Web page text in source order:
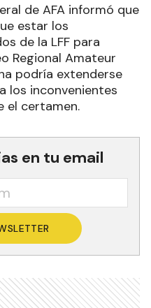
de AFA informó que
estar los
de la LFF para
Regional Amateur
podría extenderse
los inconvenientes
el certamen.
en tu email